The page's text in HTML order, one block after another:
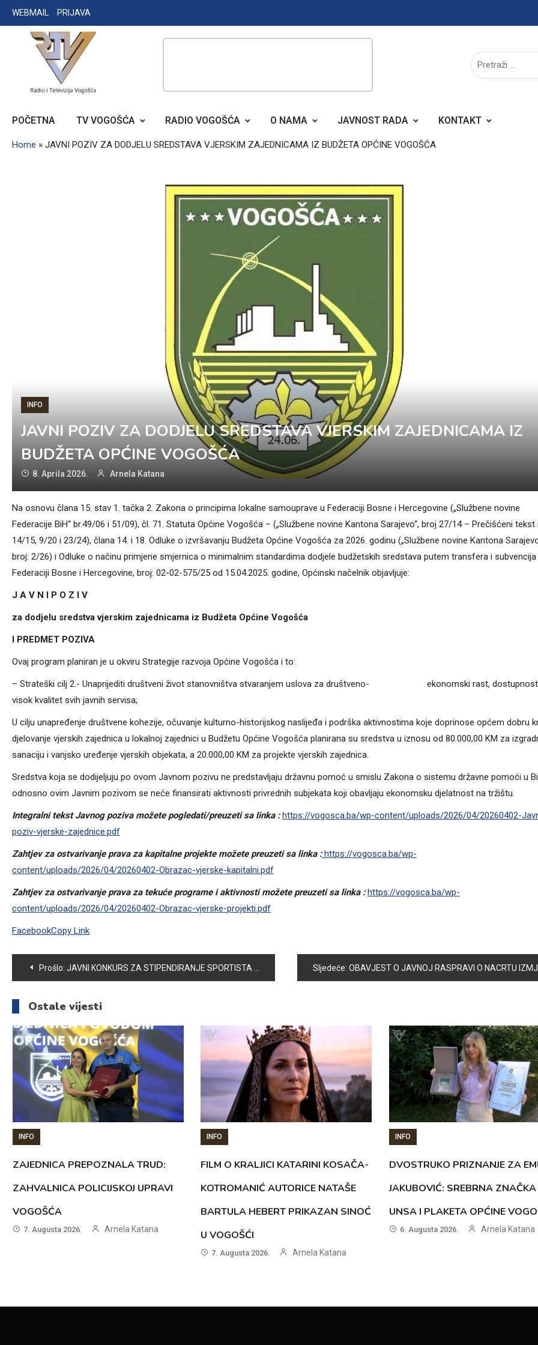
Skip
to
WEBMAIL PRIJAVA
RADIO TELEVIZIJA VOGOŠĆA
POČETNA TV VOGOŠĆA RADIO VOGOŠĆA O NAMA JAVNOST RADA KONTAKT
Home » JAVNI POZIV ZA DODJELU SREDSTAVA VJERSKIM ZAJEDNICAMA IZ BUDŽETA OPĆINE VOGOŠĆA
INFO
JAVNI POZIV ZA DODJELU SREDSTAVA VJERSKIM ZAJEDNICAMA IZ
BUDŽETA OPĆINE VOGOŠĆA
8. Aprila 2026. Arnela Katana
Na osnovu člana 15. stav 1. tačka 2. Zakona o principima lokalne samouprave u Federaciji Bosne i Hercegovine („Službene novine
Federacije BiH“ br.49/06 i 51/09), čl. 71. Statuta Općine Vogošća – („Službene novine Kantona Sarajevo“, broj 27/14 – Prečišćeni tekst
14/15, 9/20 i 23/24), člana 14. i 18. Odluke o izvršavanju Budžeta Općine Vogošća za 2026. godinu („Službene novine Kantona
broj: 2/26) i Odluke o načinu primjene smjernica o minimalnim standardima dodjele budžetskih sredstava putem transfera i subvencija
Federaciji Bosne i Hercegovine, broj: 02-02-575/25 od 15.04.2025. godine, Općinski načelnik objavljuje:
J A V N I P O Z I V
za dodjelu sredstva vjerskim zajednicama iz Budžeta Općine Vogošća
I PREDMET POZIVA
Ovaj program planiran je u okviru Strategije razvoja Općine Vogošća i to:
– Strateški cilj 2.- Unaprijediti društveni život stanovništva stvaranjem uslova za društveno- ekonomski rast,
visok kvalitet svih javnih servisa;
U cilju unapređenje društvene kohezije, očuvanje kulturno-historijskog naslijeđa i podrška aktivnostima koje doprinose općem dobru
djelovanje vjerskih zajednica u lokalnoj zajednici u Budžetu Općine Vogošća planirana su sredstva u iznosu od 80.000,00 KM za
sanaciju i vanjsko uređenje vjerskih objekata, a 20.000,00 KM za projekte vjerskih zajednica.
Sredstva koja se dodijeljuju po ovom Javnom pozivu ne predstavljaju državnu pomoć u smislu Zakona o sistemu državne pomoći u
odnosno ovim Javnim pozivom se neće finansirati aktivnosti privrednih subjekata koji obavljaju ekonomsku djelatnost na tržištu.
Integralni tekst Javnog poziva možete pogledati/preuzeti sa linka :https://vogosca.ba/wp-content/uploads/2026/04/20260402-
poziv-vjerske-zajednice.pdf
Zahtjev za ostvarivanje prava za kapitalne projekte možete preuzeti sa linka : https://vogosca.ba/wp-
content/uploads/2026/04/20260402-Obrazac-vjerske-kapitalni.pdf
Zahtjev za ostvarivanje prava za tekuće programe i aktivnosti možete preuzeti sa linka : https://vogosca.ba/wp-
content/uploads/2026/04/20260402-Obrazac-vjerske-projekti.pdf
FacebookCopy Link
Navigacija
članaka
Prošlo: JAVNI KONKURS ZA STIPENDIRANJE SPORTISTA SA PODRUČJA OPĆINE VOGOŠĆA Sljedeće: OBAVJEST O JAVNOJ RASPRAVI O NACRTU IZMJENA I DOPUNA REGULACIONOG PLANA “ROSULJE”
Ostale vijesti
INFO
ZAJEDNICA PREPOZNALA TRUD:
ZAHVALNICA POLICIJSKOJ UPRAVI
VOGOŠĆA
7. Augusta 2026. Arnela Katana
INFO
FILM O KRALJICI KATARINI KOSAČA-
KOTROMANIĆ AUTORICE NATAŠE
BARTULA HEBERT PRIKAZAN SINOĆ
U VOGOŠĆI
7. Augusta 2026. Arnela Katana
INFO
DVOSTRUKO PRIZNANJE ZA
JAKUBOVIĆ: SREBRNA ZNAČKA
UNSA I PLAKETA OPĆINE
6. Augusta 2026. Arnela Katana